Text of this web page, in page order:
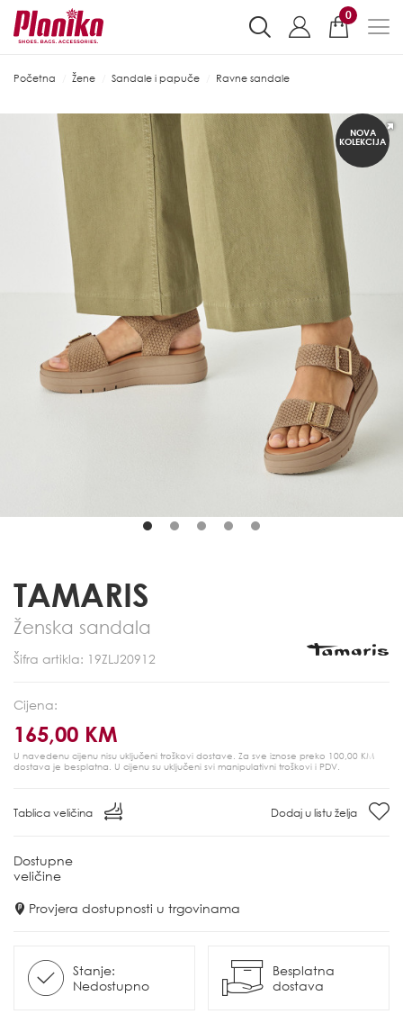
0
Početna Žene Sandale i papuče Ravne sandale
NOVA
KOLEKCIJA
TAMARIS
Ženska sandala
Šifra artikla: 19ZLJ20912
Cijena:
165,00 KM
U navedenu cijenu nisu uključeni troškovi dostave. Za sve iznose preko 100,00 KM
dostava je besplatna. U cijenu su uključeni svi manipulativni troškovi i PDV.
Tablica veličina Dodaj u listu želja
Dostupne
veličine
Provjera dostupnosti u trgovinama
Stanje:
Nedostupno
Besplatna
dostava